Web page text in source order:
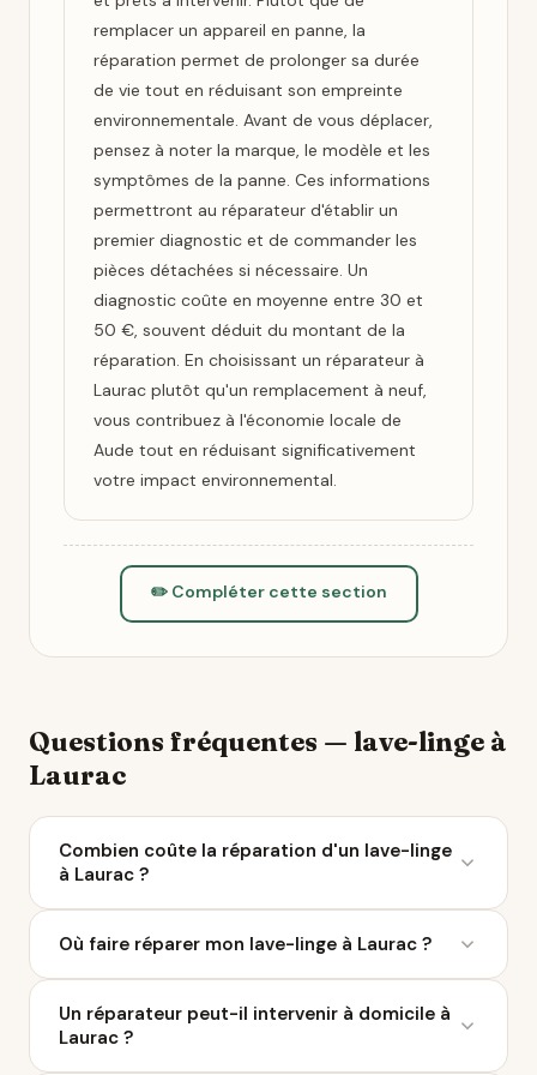
remplacer un appareil en panne, la
réparation permet de prolonger sa durée
de vie tout en réduisant son empreinte
environnementale. Avant de vous déplacer,
pensez à noter la marque, le modèle et les
symptômes de la panne. Ces informations
permettront au réparateur d'établir un
premier diagnostic et de commander les
pièces détachées si nécessaire. Un
diagnostic coûte en moyenne entre 30 et
50 €, souvent déduit du montant de la
réparation. En choisissant un réparateur à
Laurac plutôt qu'un remplacement à neuf,
vous contribuez à l'économie locale de
Aude tout en réduisant significativement
votre impact environnemental.
✏️ Compléter cette section
Questions fréquentes — lave-linge à
Laurac
Combien coûte la réparation d'un lave-linge
à Laurac ?
entre 50 et 200 € selon la panne. À Laurac, 3
réparateurs sont référencés sur Ça Repart. Avec le
Bonus Réparation, vous économisez jusqu'à 0 €
chez un professionnel labellisé QualiRépar.
Où faire réparer mon lave-linge à Laurac ?
Laurac et dans un rayon de 10 km. Parcourez la liste
ci-dessus pour comparer les avis Google, les labels
Un réparateur peut-il intervenir à domicile à
Laurac ?